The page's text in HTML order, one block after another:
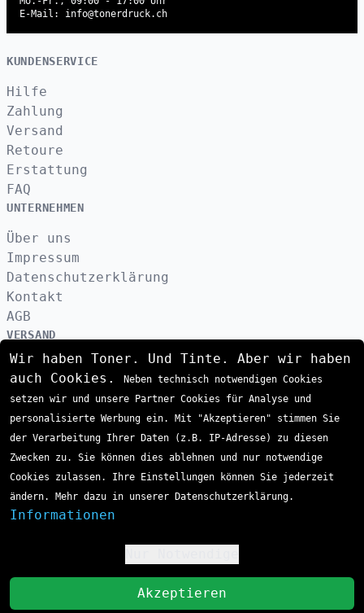
E-Mail: info@tonerdruck.ch
KUNDENSERVICE
Hilfe
Zahlung
Versand
Retoure
Erstattung
FAQ
UNTERNEHMEN
Über uns
Impressum
Datenschutzerklärung
Kontakt
AGB
VERSAND
ZAHLUNGSARTEN
Wir haben Toner. Und Tinte. Aber wir haben
auch Cookies.
Neben technisch notwendigen Cookies
setzen wir und unsere Partner Cookies für Analyse und
personalisierte Werbung ein. Mit "Akzeptieren" stimmen Sie
der Verarbeitung Ihrer Daten (z.B. IP-Adresse) zu diesen
Zwecken zu. Sie können dies ablehnen und nur notwendige
Cookies zulassen. Ihre Einstellungen können Sie jederzeit
ändern. Mehr dazu in unserer Datenschutzerklärung.
Informationen
Akzeptieren